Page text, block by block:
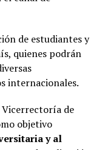
de estudiantes y
quienes podrán
internacionales.
Vicerrectoría de
objetivo
y al